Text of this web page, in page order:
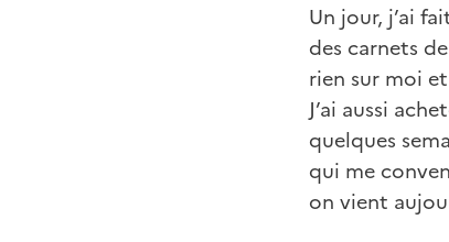
Un jour, j’ai
des carnets
rien sur moi
J’ai aussi
quelques
qui me
on vient